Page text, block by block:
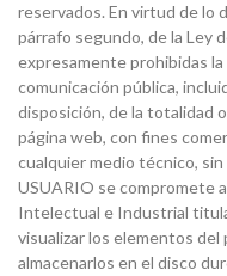
reservados. En virtud de lo
párrafo segundo, de la Ley
expresamente prohibidas
comunicación pública,
disposición, de la totalidad
página web, con fines
cualquier medio técnico,
USUARIO se compromete
Intelectual e Industrial
visualizar los elementos
almacenarlos en el disco